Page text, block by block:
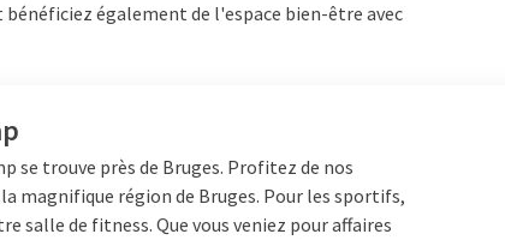
bénéficiez également de l'espace bien-être avec
se trouve près de Bruges. Profitez de nos
magnifique région de Bruges. Pour les sportifs,
salle de fitness. Que vous veniez pour affaires